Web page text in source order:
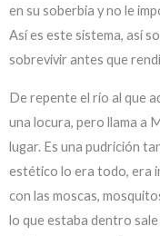
en su soberbia y no le
Así es este sistema, así
sobrevivir antes que
De repente el río al que
una locura, pero llama a
lugar. Es una pudrición
estético lo era todo, era
con las moscas,
lo que estaba dentro